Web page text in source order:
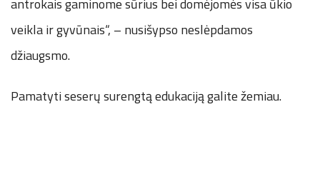
antrokais gaminome sūrius bei domėjomės visa ūkio
veikla ir gyvūnais“, – nusišypso neslėpdamos
džiaugsmo.
Pamatyti seserų surengtą edukaciją galite žemiau.